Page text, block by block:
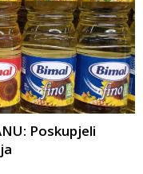
Poskupjeli